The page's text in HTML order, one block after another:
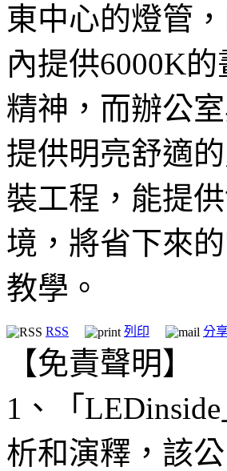
東中心的燈管
內提供6000K
精神，而辦公
提供明亮舒適
裝工程，能提
境，將省下來
教學。
RSS 列印 分
【免責聲明】
1、「
析和演釋，該